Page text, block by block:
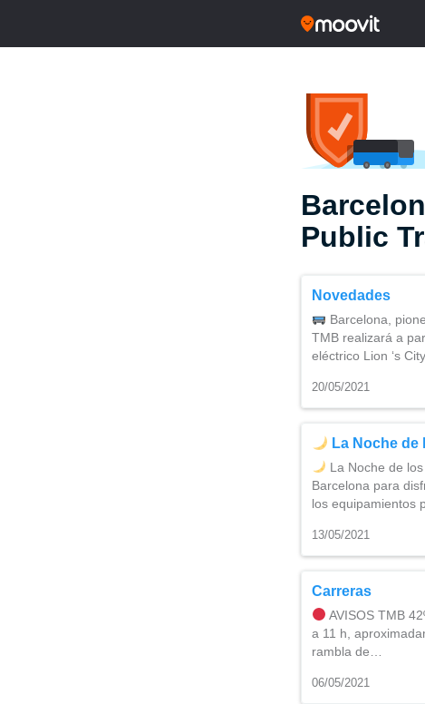
Public
Novedades
Barcelona,
TMB realizará a
eléctrico Lion ‘s
20/05/2021
La Noche de
La Noche de
Barcelona para
los equipamientos
13/05/2021
Carreras
AVISOS TMB
a 11 h,
rambla de…
06/05/2021